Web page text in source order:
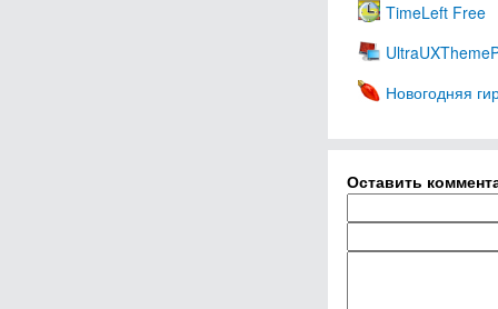
TimeLeft Free
Новогодняя
Оставить